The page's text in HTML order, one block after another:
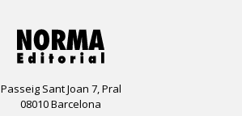
Passeig Sant Joan 7, Pral
08010 Barcelona